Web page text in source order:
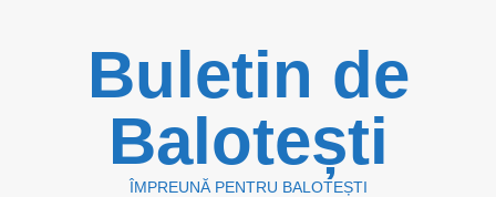
Buletin de
Balotești
ÎMPREUNĂ PENTRU BALOTEȘTI